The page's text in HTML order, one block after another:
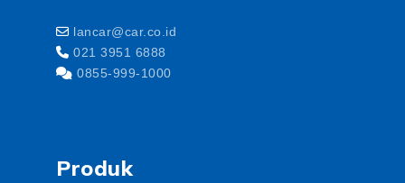
lancar@car.co.id
021 3951 6888
0855-999-1000
Produk